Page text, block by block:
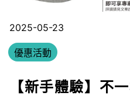
2025-05-23
優惠活動
【新手體驗】不